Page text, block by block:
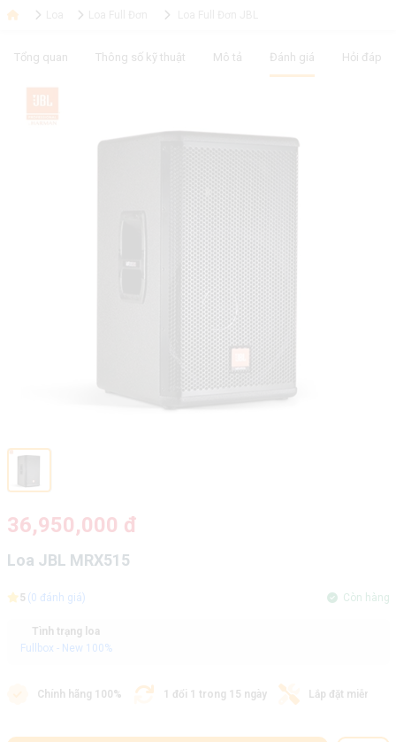
Tổng quan Thông số kỹ thuật Mô tả Đánh giá Hỏi đáp
36,950,000 đ
Loa JBL MRX515
5 (0 đánh giá) Còn hàng
Tình trạng loa
Fullbox - New 100%
Chính hãng 100% 1 đổi 1 trong 15 ngày Lắp đặt miễn phí